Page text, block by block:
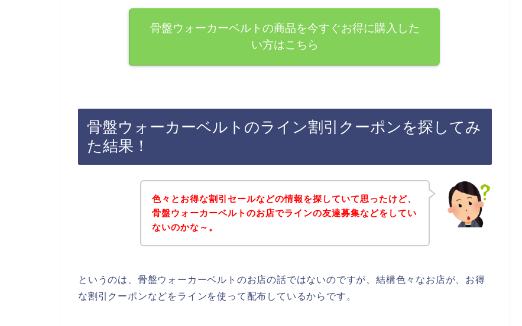
骨盤ウォーカーベルトの商品を今すぐお得に購入した
い方はこちら
骨盤ウォーカーベルトのライン割引クーポンを探してみ
た結果！
色々とお得な割引セールなどの情報を探していて思ったけど、
骨盤ウォーカーベルトのお店でラインの友達募集などをしてい
ないのかな～。
というのは、骨盤ウォーカーベルトのお店の話ではないのですが、結構色々なお店が、お得
な割引クーポンなどをラインを使って配布しているからです。